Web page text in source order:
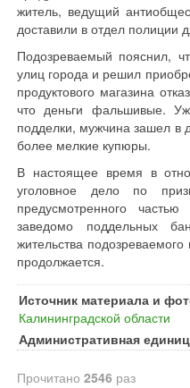
житель, ведущий
доставили в отдел полиции
Подозреваемый пояснил,
улиц города и решил
продуктового магазина
что деньги фальшивые.
подделки, мужчина зашел в
более мелкие купюры.
В настоящее время в
уголовное дело по
предусмотренного
заведомо поддельных
жительства
продолжается.
Источник материала и
Калининградской области
Административная
Прочитано 2546 раз